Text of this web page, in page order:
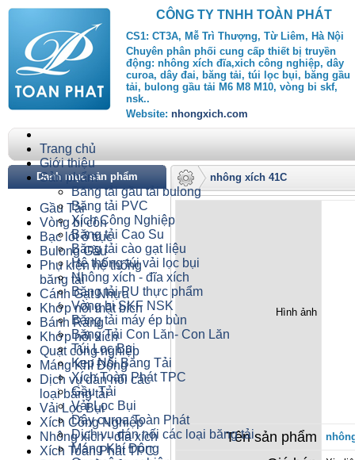
CÔNG TY TNHH TOÀN PHÁT
CS1: CT3A, Mễ Trì Thượng, Từ Liêm, Hà Nội
Chuyên phân phối cung cấp thiết bị truyền
động: nhông xích đĩa,xich công nghiệp, dây
curoa, dây đai, băng tải, túi lọc bụi, băng gầu
tải, bulong gầu tải M6 M8 M10, vòng bi skf,
nsk..
Website: nhongxich.com
Trang chủ
Giới thiệu
Sản phẩm
Băng tải gầu tải bulong
Băng tải PVC
Xích Công Nghiệp
Băng tải Cao Su
Băng tải cào gạt liệu
Hệ thống túi vải lọc bụi
Nhông xích - đĩa xích
Băng tải PU thực phẩm
Vòng bi SKF NSK
Băng tải máy ép bùn
Băng Tải Con Lăn- Con Lăn
Túi Lọc Bụi
Kẹp Nối Băng Tải
Xích Toàn Phát TPC
Gầu Tải
Vải Lọc Bụi
Dây curoa Toàn Phát
Dịch vụ dán nối các loại băng tải
Máng Khí Động
Danh mục sản phẩm
Gầu Tải
Vòng bi côn
Bạc lót ổ trục
Bulong Gầu
Phụ kiện hệ thống
băng tải
Cánh Gạt Nhựa
Khớp nối mặt bích
Bánh Răng
Khớp nối xích
Quạt công nghiệp
Máng Khí Động
Dịch vụ dán nối các
loại băng tải
Vải Lọc Bụi
Xích Công Nghiệp
Nhông xích - đĩa xích
Xích Toàn Phát TPC
nhông xích 41C
Hình ảnh
Tên sản phẩm